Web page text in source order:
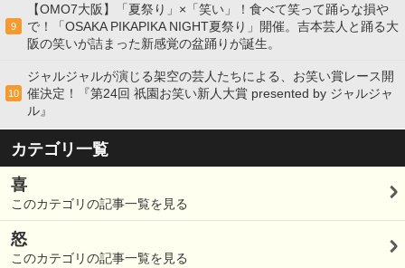
9
【OMO7大阪】「夏祭り」×「笑い」！食べて笑って踊らな損や
で！「OSAKA PIKAPIKA NIGHT夏祭り」開催。吉本芸人と踊る大
阪の笑いが詰まった新感覚の盆踊りが誕生。
10
ジャルジャルが演じる架空の芸人たちによる、お笑い賞レース開
催決定！『第24回 祇園お笑い新人大賞 presented by ジャルジャ
ル』
カテゴリ一覧
喜
このカテゴリの記事一覧を見る
怒
このカテゴリの記事一覧を見る